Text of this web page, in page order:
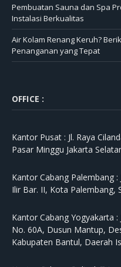
Pembuatan Sauna dan Spa
Instalasi Berkualitas
Air Kolam Renang Keruh?
Penanganan yang Tepat
OFFICE :
Kantor Pusat : Jl. Raya
Pasar Minggu Jakarta
Kantor Cabang Palembang :
Ilir Bar. II, Kota Palembang,
Kantor Cabang Yogyakarta :
No. 60A, Dusun Mantup,
Kabupaten Bantul, Daerah